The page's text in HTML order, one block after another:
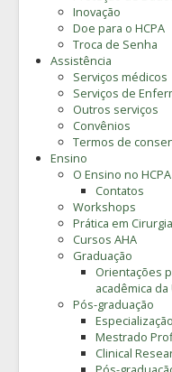
Inovação
Doe para o HCPA
Troca de Senha
Assistência
Serviços médicos
Serviços de
Outros serviços
Convênios
Termos de
Ensino
O Ensino no HCPA
Contatos
Workshops
Prática em
Cursos AHA
Graduação
Orientações
acadêmica da
Pós-graduação
Mestrado
Clinical